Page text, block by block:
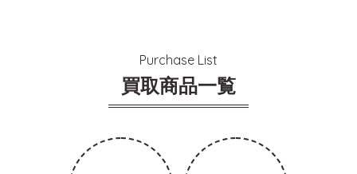
Purchase List
買取商品一覧